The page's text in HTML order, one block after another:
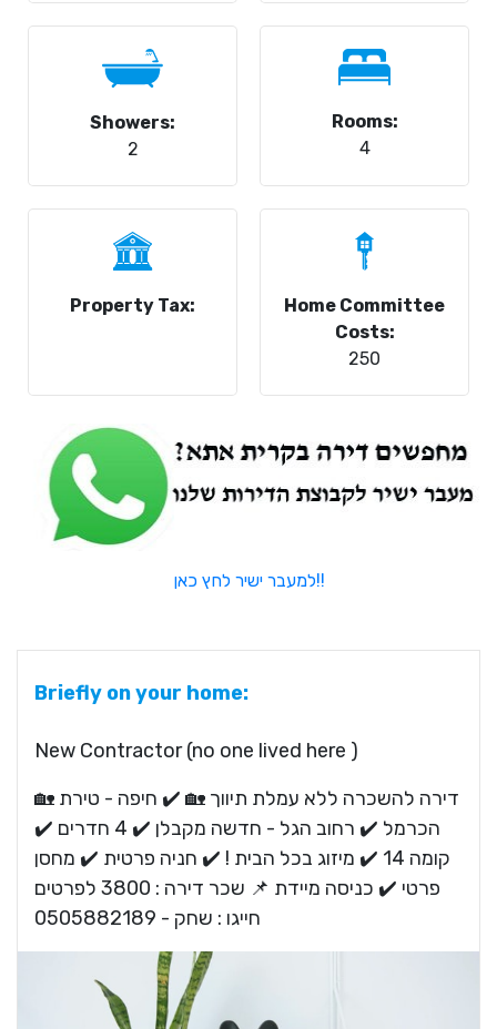
Showers:
2
Rooms:
4
Property Tax:
Home Committee
Costs:
250
למעבר ישיר לחץ כאן!!
Briefly on your home:
New Contractor (no one lived here )
🏡 דירה להשכרה ללא עמלת תיווך 🏡 ✔️ חיפה - טירת
הכרמל ✔️ רחוב הגל - חדשה מקבלן ✔️ 4 חדרים ✔️
קומה 14 ✔️ מיזוג בכל הבית ! ✔️ חניה פרטית ✔️ מחסן
פרטי ✔️ כניסה מיידת 📌 שכר דירה : 3800 לפרטים
חייגו : שחק - 0505882189